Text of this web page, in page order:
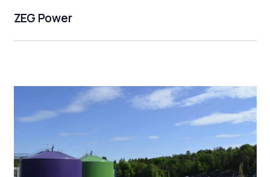
ZEG Power